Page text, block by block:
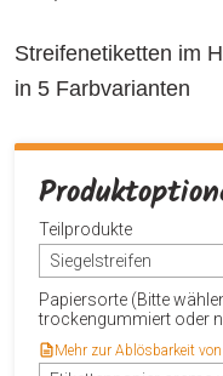
Streifenetiketten im
in 5 Farbvarianten
Teilprodukte
Siegelstreifen
Papiersorte (Bitte
trockengummiert oder
Mehr zur Ablösbarkeit